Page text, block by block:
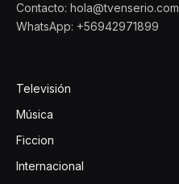
Contacto: hola@tvenserio.com
WhatsApp: +56942971899
Televisión
Música
Ficcion
Internacional